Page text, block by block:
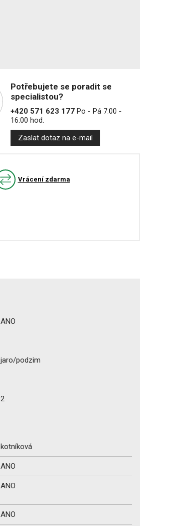
Potřebujete se poradit se
specialistou?
+420 571 623 177Po - Pá 7:00 -
16:00 hod.
Zaslat dotaz na e-mail
Vrácení zdarma
ANO
jaro/podzim
2
kotníková
ANO
ANO
ANO